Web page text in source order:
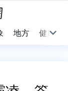
地方 健康